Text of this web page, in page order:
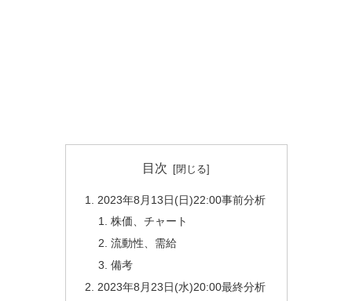
目次
2023年8月13日(日)22:00事前分析
株価、チャート
流動性、需給
備考
2023年8月23日(水)20:00最終分析